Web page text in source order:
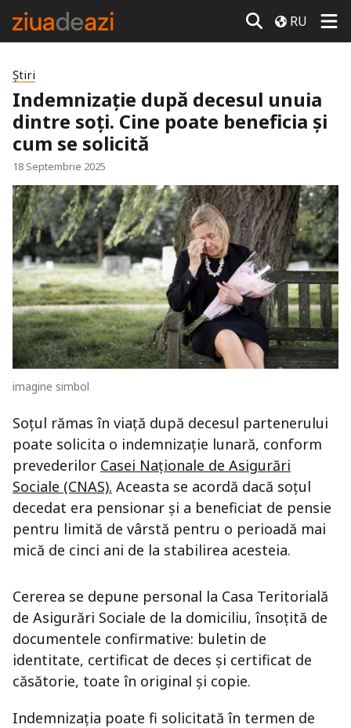
RU
Știri
Indemnizație după decesul unuia
dintre soți. Cine poate beneficia și
cum se solicită
18 Septembrie 2025
imagine simbol
Soțul rămas în viață după decesul partenerului
poate solicita o indemnizație lunară, conform
prevederilor Casei Naționale de Asigurări
Sociale (CNAS). Aceasta se acordă dacă soțul
decedat era pensionar și a beneficiat de pensie
pentru limită de vârstă pentru o perioadă mai
mică de cinci ani de la stabilirea acesteia.
Cererea se depune personal la Casa Teritorială
de Asigurări Sociale de la domiciliu, însoțită de
documentele confirmative: buletin de
identitate, certificat de deces și certificat de
căsătorie, toate în original și copie.
Indemnizația poate fi solicitată în termen de